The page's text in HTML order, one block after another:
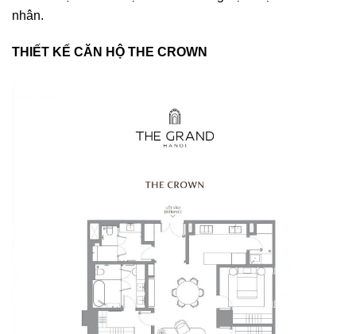
nhân.
THIẾT KẾ CĂN HỘ THE CROWN